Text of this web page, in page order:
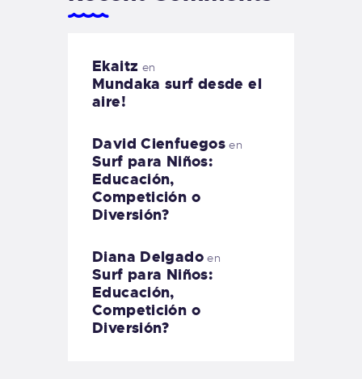
Ekaitz en
Mundaka surf desde el
aire!
David Cienfuegos en
Surf para Niños:
Educación,
Competición o
Diversión?
Diana Delgadoen
Surf para Niños:
Educación,
Competición o
Diversión?